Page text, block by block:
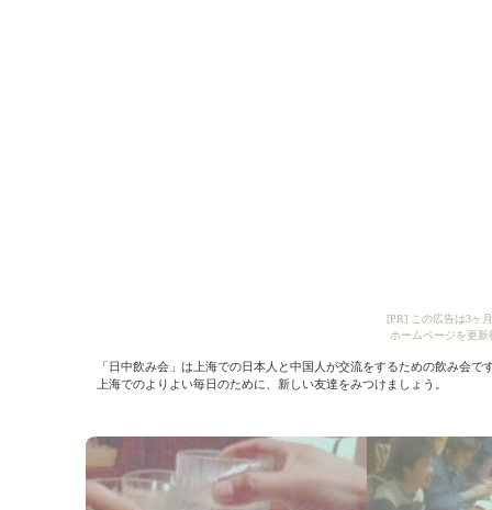
[PR] この広告は3ヶ
ホームページを更
「日中飲み会」は上海での日本人と中国人が交流をするための飲み会で
上海でのよりよい毎日のために、新しい友達をみつけましょう。